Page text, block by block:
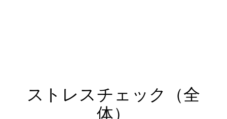
ストレスチェック（全
体）